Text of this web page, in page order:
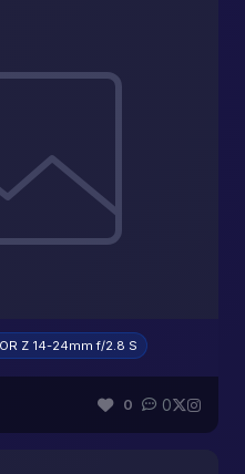
Z 14-24mm f/2.8 S
0 0